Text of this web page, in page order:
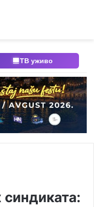
ТВ уживо
синдиката: